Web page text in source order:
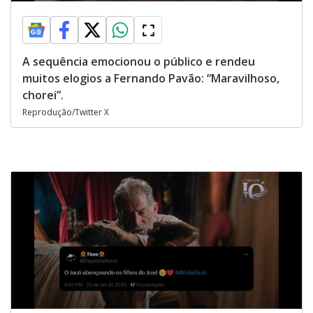
A sequência emocionou o público e rendeu
muitos elogios a Fernando Pavão: “Maravilhoso,
chorei”.
Reprodução/Twitter X